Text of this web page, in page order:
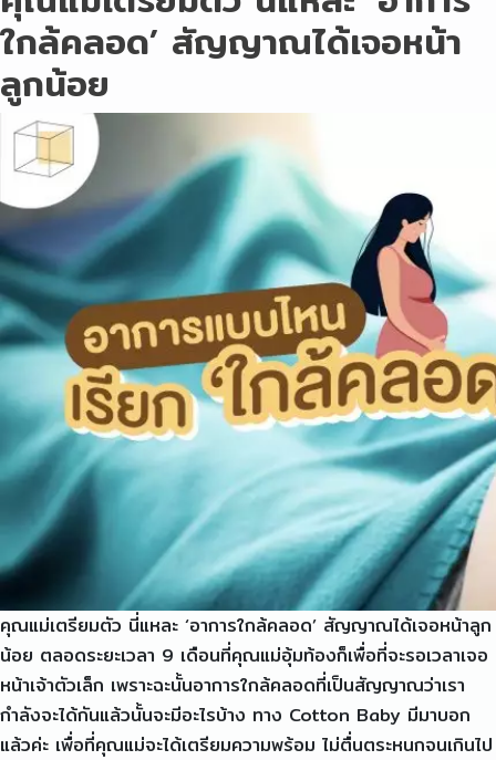
ใกล้คลอด’ สัญญาณได้เจอหน้า
ลูกน้อย
คุณแม่เตรียมตัว นี่แหละ ‘อาการใกล้คลอด’ สัญญาณได้เจอหน้าลูก
น้อย ตลอดระยะเวลา 9 เดือนที่คุณแม่อุ้มท้องก็เพื่อที่จะรอเวลาเจอ
หน้าเจ้าตัวเล็ก เพราะฉะนั้นอาการใกล้คลอดที่เป็นสัญญาณว่าเรา
กำลังจะได้กันแล้วนั้นจะมีอะไรบ้าง ทาง Cotton Baby มีมาบอก
แล้วค่ะ เพื่อที่คุณแม่จะได้เตรียมความพร้อม ไม่ตื่นตระหนกจนเกินไป